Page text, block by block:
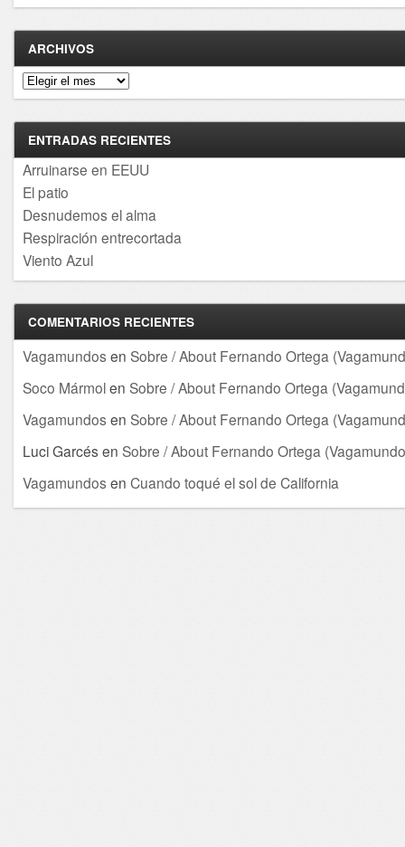
ARCHIVOS
Archivos
ENTRADAS RECIENTES
Arruinarse en EEUU
El patio
Desnudemos el alma
Respiración entrecortada
Viento Azul
COMENTARIOS RECIENTES
Vagamundos en Sobre / About Fernando Ortega
Soco Mármolen Sobre / About Fernando Ortega
Vagamundos en Sobre / About Fernando Ortega
Luci Garcés en Sobre / About Fernando Ortega
Vagamundos en Cuando toqué el sol de California